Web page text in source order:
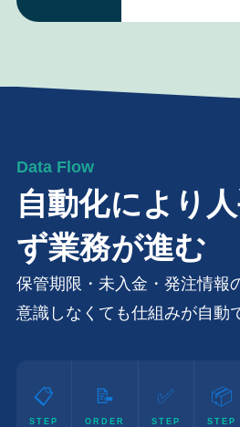
Data Flow
自動化により
ず業務が進む
保管期限・未入金・発注情報
意識しなくても仕組みが自動
📋
STEP
📝
ORDER
✅
STEP
📦
STEP